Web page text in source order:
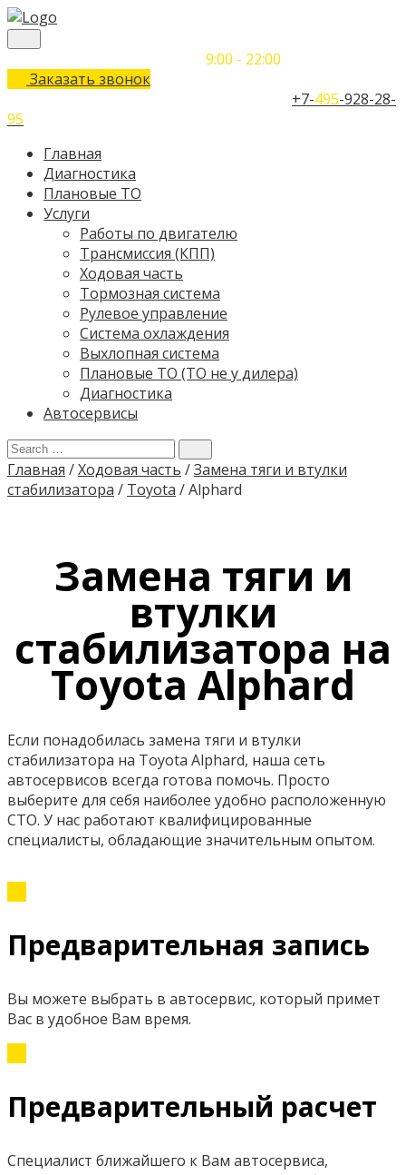
9:00 - 22:00
Заказать звонок
+7-495-928-28-
95
Главная
Диагностика
Плановые ТО
Услуги
Работы по двигателю
Трансмиссия (КПП)
Ходовая часть
Тормозная система
Рулевое управление
Система охлаждения
Выхлопная система
Плановые ТО (ТО не у дилера)
Диагностика
Автосервисы
Главная /Ходовая часть /Замена тяги и втулки
стабилизатора / Toyota /Alphard
Замена тяги и
втулки
стабилизатора на
Toyota Alphard
Если понадобилась замена тяги и втулки
стабилизатора на Toyota Alphard, наша сеть
автосервисов всегда готова помочь. Просто
выберите для себя наиболее удобно расположенную
СТО. У нас работают квалифицированные
специалисты, обладающие значительным опытом.
Предварительная запись
Вы можете выбрать в автосервис, который примет
Вас в удобное Вам время.
Предварительный расчет
Специалист ближайшего к Вам автосервиса,